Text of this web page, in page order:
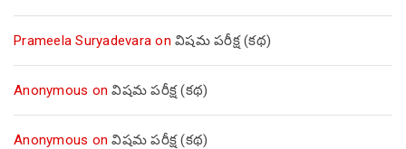
Prameela Suryadevara on విషమ పరీక్ష (క‌థ‌)
Anonymous onవిషమ పరీక్ష (క‌థ‌)
Anonymous onవిషమ పరీక్ష (క‌థ‌)